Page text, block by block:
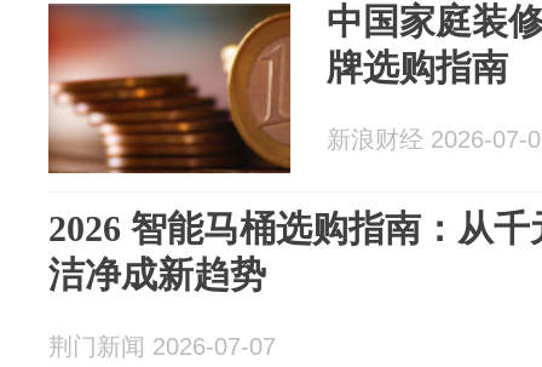
中国家庭装
牌选购指南
新浪财经 2026-07-
2026 智能马桶选购指南：从
洁净成新趋势​
荆门新闻 2026-07-07